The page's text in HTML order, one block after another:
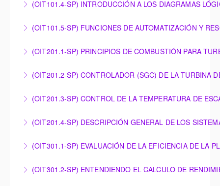
More Information
(OIT101.4-SP) INTRODUCCIÓN A LOS DIAGRAMAS
(OIT101.5-SP) FUNCIONES DE AUTOMATIZACIÓN Y
DE PROBLEMAS – OMNIVISE-T3000
More Information
(OIT201.1-SP) PRINCIPIOS DE COMBUSTIÓN PARA
GAS SIEMENS
More Information
(OIT201.2-SP) CONTROLADOR (SGC) DE LA TURBINA
SIEMENS ENERGY
More Information
(OIT201.3-SP) CONTROL DE LA TEMPERATURA DE
CORREGIDA OTC EN TURBINAS DE GAS SIEMENS
(OIT201.4-SP) DESCRIPCIÓN GENERAL DE LOS
APOYO DE LAS TURBINAS DE VAPOR
More Information
(OIT301.1-SP) EVALUACIÓN DE LA EFICIENCIA DE LA
CICLO COMBINADO PARA MEJORAR LAS
(OIT301.2-SP) ENTENDIENDO EL CALCULO DE